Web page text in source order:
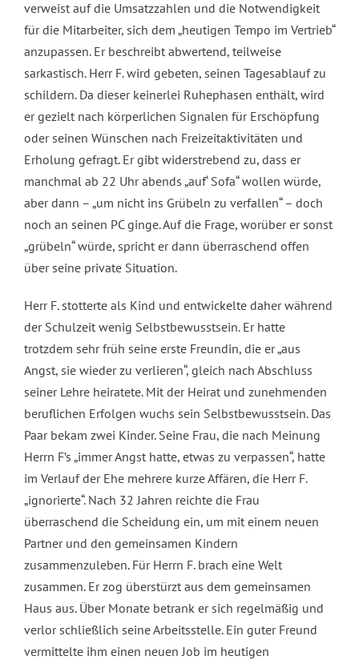
verweist auf die Umsatzzahlen und die Notwendigkeit
für die Mitarbeiter, sich dem „heutigen Tempo im Vertrieb“
anzupassen. Er beschreibt abwertend, teilweise
sarkastisch. Herr F. wird gebeten, seinen Tagesablauf zu
schildern. Da dieser keinerlei Ruhephasen enthält, wird
er gezielt nach körperlichen Signalen für Erschöpfung
oder seinen Wünschen nach Freizeitaktivitäten und
Erholung gefragt. Er gibt widerstrebend zu, dass er
manchmal ab 22 Uhr abends „auf‘ Sofa“ wollen würde,
aber dann – „um nicht ins Grübeln zu verfallen“ – doch
noch an seinen PC ginge. Auf die Frage, worüber er sonst
„grübeln“ würde, spricht er dann überraschend offen
über seine private Situation.
Herr F. stotterte als Kind und entwickelte daher während
der Schulzeit wenig Selbstbewusstsein. Er hatte
trotzdem sehr früh seine erste Freundin, die er „aus
Angst, sie wieder zu verlieren“, gleich nach Abschluss
seiner Lehre heiratete. Mit der Heirat und zunehmenden
beruflichen Erfolgen wuchs sein Selbstbewusstsein. Das
Paar bekam zwei Kinder. Seine Frau, die nach Meinung
Herrn F’s „immer Angst hatte, etwas zu verpassen“, hatte
im Verlauf der Ehe mehrere kurze Affären, die Herr F.
„ignorierte“. Nach 32 Jahren reichte die Frau
überraschend die Scheidung ein, um mit einem neuen
Partner und den gemeinsamen Kindern
zusammenzuleben. Für Herrn F. brach eine Welt
zusammen. Er zog überstürzt aus dem gemeinsamen
Haus aus. Über Monate betrank er sich regelmäßig und
verlor schließlich seine Arbeitsstelle. Ein guter Freund
vermittelte ihm einen neuen Job im heutigen